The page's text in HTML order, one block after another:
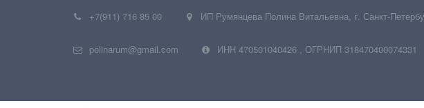
+7(911) 716 85 00 ИП Румянцева Полина Витальевна, г. Санкт-
polinarum@gmail.com ИНН 470501040426 , ОГРНИП 318470400074331